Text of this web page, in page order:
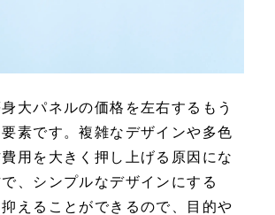
大パネルの価格を左右するもう
素です。複雑なデザインや多色
用を大きく押し上げる原因にな
、シンプルなデザインにする
えることができるので、目的や